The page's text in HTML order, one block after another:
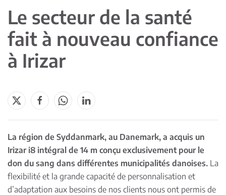
Le secteur de la santé
fait à nouveau confiance
à Irizar
La région de Syddanmark, au Danemark, a acquis un
Irizar i8 intégral de 14 m conçu exclusivement pour le
don du sang dans différentes municipalités danoises. La
flexibilité et la grande capacité de personnalisation et
d’adaptation aux besoins de nos clients nous ont permis de